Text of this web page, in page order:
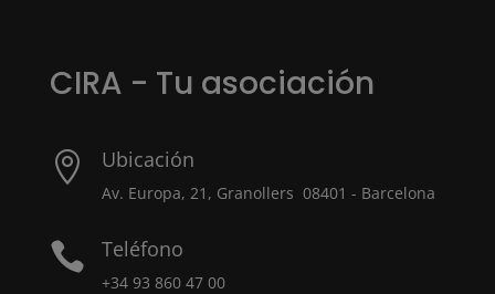
CIRA - Tu asociación
 Ubicación
Av. Europa, 21, Granollers 08401 - Barcelona
 Teléfono
+34 93 860 47 00